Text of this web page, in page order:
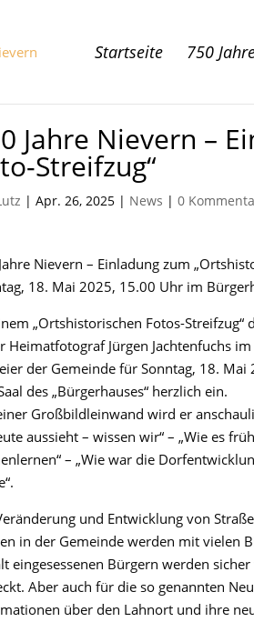
Startseite 750
Jahre Nievern –
Streifzug“
| Apr. 26, 2025| News | 0
Nievern – Einladung zum
18. Mai 2025, 15.00 Uhr im
„Ortshistorischen Fotos-Streifzug“
Heimatfotograf Jürgen Jachtenfuchs
der Gemeinde für Sonntag, 18.
des „Bürgerhauses“ herzlich ein.
Großbildleinwand wird er
aussieht – wissen wir“ – „Wie es
– „Wie war die
und Entwicklung von
in der Gemeinde werden mit vielen
eingesessenen Bürgern werden
Aber auch für die so genannten
über den Lahnort und ihre